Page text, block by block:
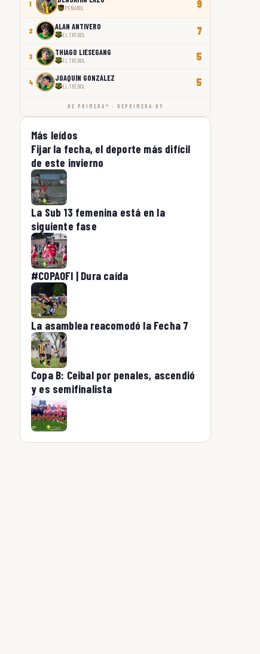
1 PEÑAROL 9
2 ALAN ANTIVERO
EL TRÉBOL 7
3 THIAGO LIESEGANG
EL TRÉBOL 5
4 JOAQUÍN GONZÁLEZ
EL TRÉBOL 5
DE PRIMERA™ · DEPRIMERA.UY
Más leídos
Fijar la fecha, el deporte más difícil
de este invierno
La Sub 13 femenina está en la
siguiente fase
#COPAOFI | Dura caída
La asamblea reacomodó la Fecha 7
Copa B: Ceibal por penales, ascendió
y es semifinalista